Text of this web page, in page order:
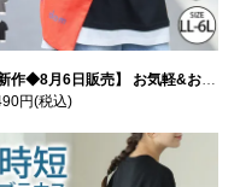
月6日販売】 お気軽&お手軽 選べるデザイン 接触冷感 レイヤード風 コットン トップス | 大きいサイズの通販ならハッピーマリリン
円(税込)